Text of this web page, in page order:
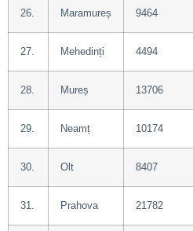
26. Maramureș 9464
27. Mehedinți 4494
28. Mureș 13706
29. Neamț 10174
30. Olt 8407
31. Prahova 21782